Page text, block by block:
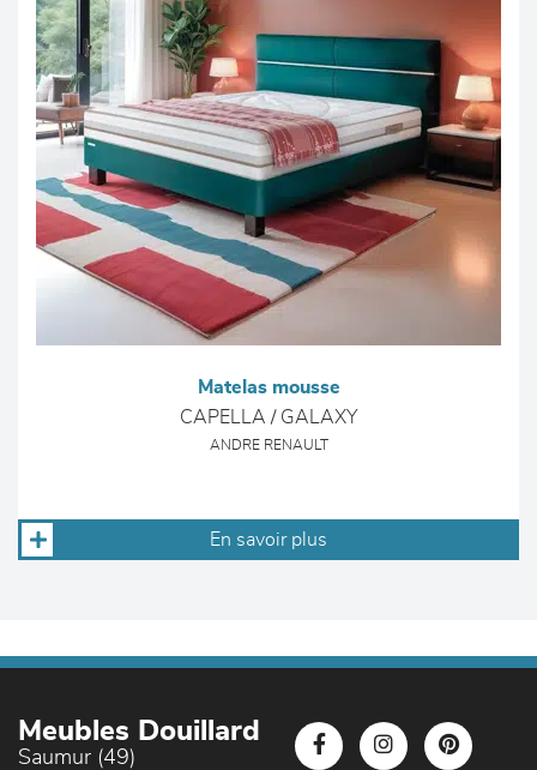
Matelas mousse
CAPELLA / GALAXY
ANDRE RENAULT
En savoir plus
Meubles Douillard
Saumur (49)